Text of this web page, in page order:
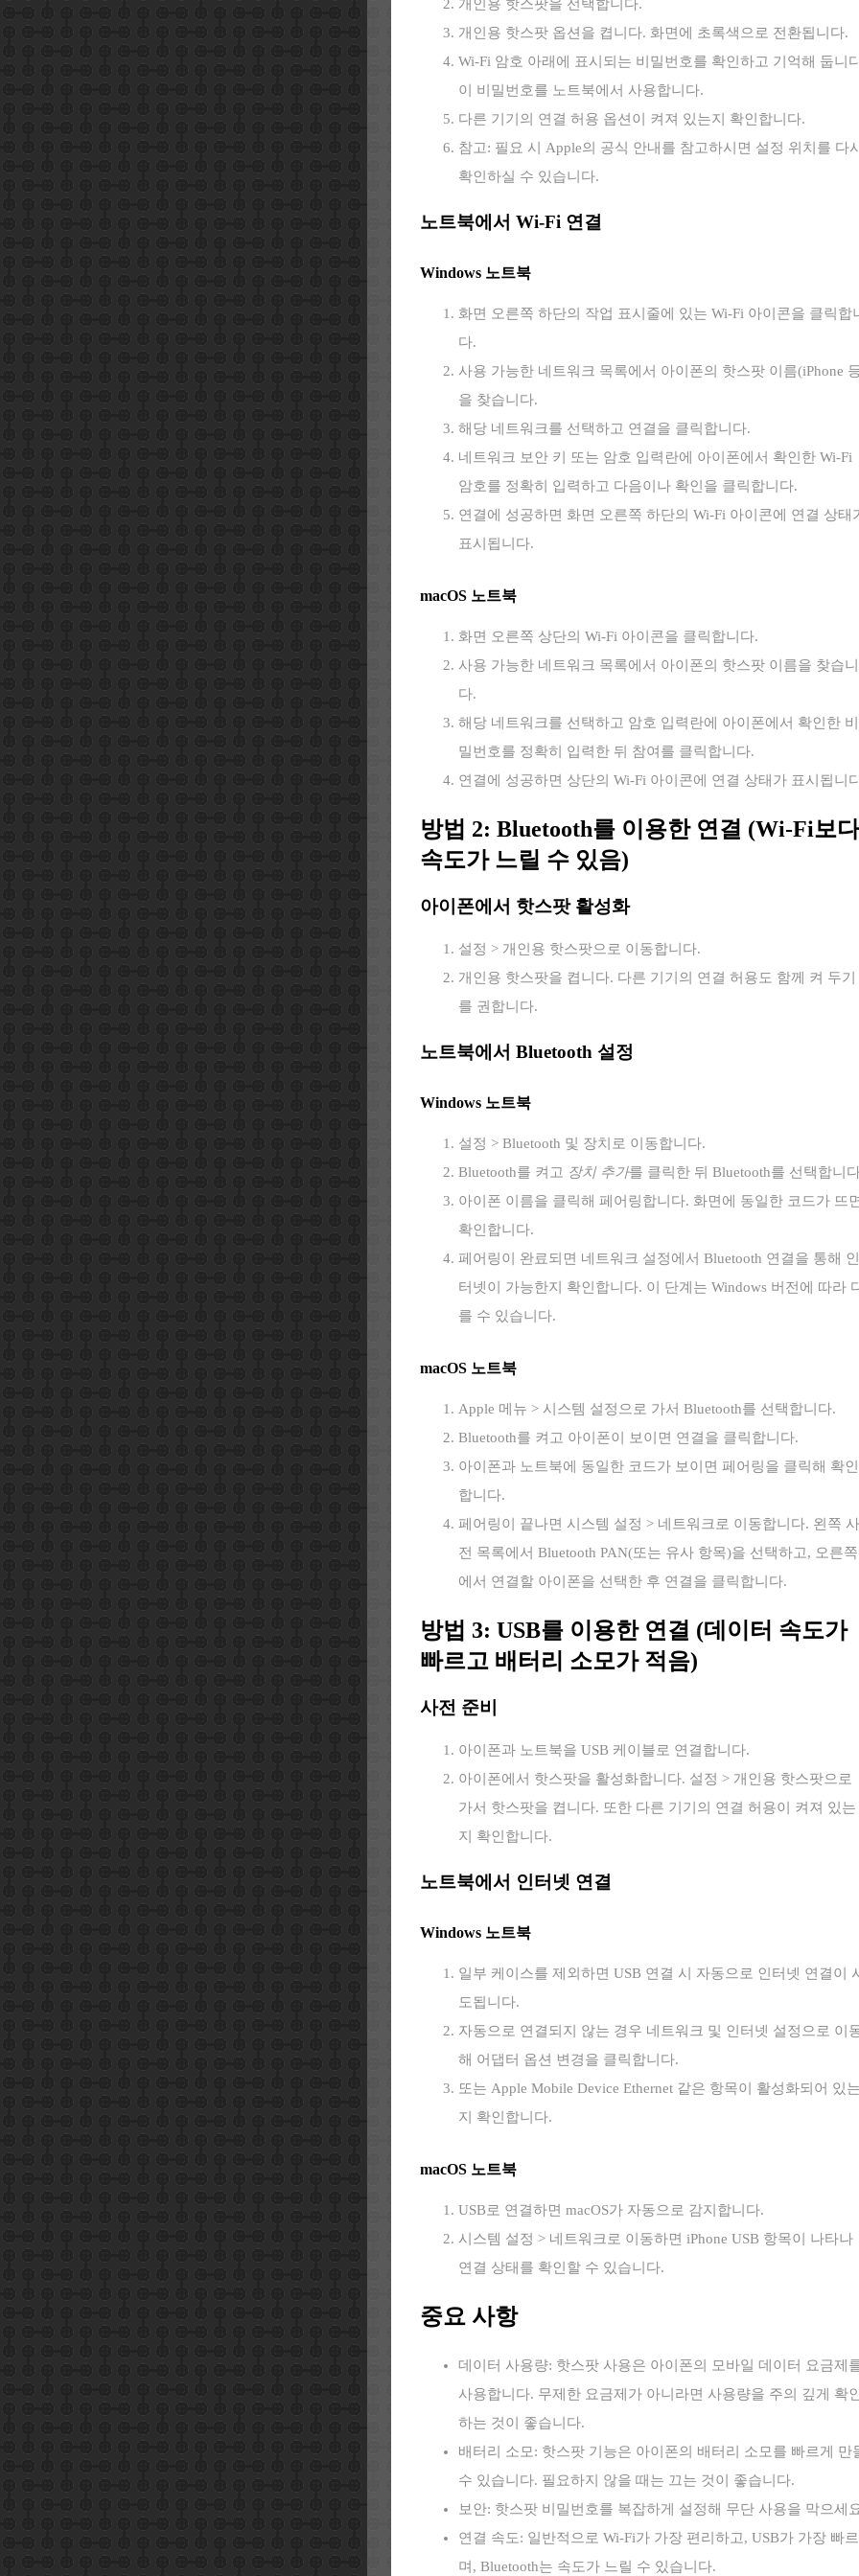
개인용 핫스팟을 선택합니다.
개인용 핫스팟 옵션을 켭니다. 화면에 초록색으로 전환됩니다.
Wi-Fi 암호 아래에 표시되는 비밀번호를 확인하고 기억해 둡니
이 비밀번호를 노트북에서 사용합니다.
다른 기기의 연결 허용 옵션이 켜져 있는지 확인합니다.
참고: 필요 시 Apple의 공식 안내를 참고하시면 설정 위치를 다
확인하실 수 있습니다.
노트북에서 Wi-Fi 연결
Windows 노트북
화면 오른쪽 하단의 작업 표시줄에 있는 Wi-Fi 아이콘을 클릭합
다.
사용 가능한 네트워크 목록에서 아이폰의 핫스팟 이름(iPhone
을 찾습니다.
해당 네트워크를 선택하고 연결을 클릭합니다.
네트워크 보안 키 또는 암호 입력란에 아이폰에서 확인한 Wi-Fi
암호를 정확히 입력하고 다음이나 확인을 클릭합니다.
연결에 성공하면 화면 오른쪽 하단의 Wi-Fi 아이콘에 연결 상태
표시됩니다.
macOS 노트북
화면 오른쪽 상단의 Wi-Fi 아이콘을 클릭합니다.
사용 가능한 네트워크 목록에서 아이폰의 핫스팟 이름을 찾습니
다.
해당 네트워크를 선택하고 암호 입력란에 아이폰에서 확인한 비
밀번호를 정확히 입력한 뒤 참여를 클릭합니다.
연결에 성공하면 상단의 Wi-Fi 아이콘에 연결 상태가 표시됩니
방법 2: Bluetooth를 이용한 연결 (Wi-Fi보다
속도가 느릴 수 있음)
아이폰에서 핫스팟 활성화
설정 > 개인용 핫스팟으로 이동합니다.
개인용 핫스팟을 켭니다. 다른 기기의 연결 허용도 함께 켜 두기
를 권합니다.
노트북에서 Bluetooth 설정
Windows 노트북
설정 > Bluetooth 및 장치로 이동합니다.
Bluetooth를 켜고 장치 추가를 클릭한 뒤 Bluetooth를 선택합니
아이폰 이름을 클릭해 페어링합니다. 화면에 동일한 코드가 뜨
확인합니다.
페어링이 완료되면 네트워크 설정에서 Bluetooth 연결을 통해 인
터넷이 가능한지 확인합니다. 이 단계는 Windows 버전에 따라
를 수 있습니다.
macOS 노트북
Apple 메뉴 > 시스템 설정으로 가서 Bluetooth를 선택합니다.
Bluetooth를 켜고 아이폰이 보이면 연결을 클릭합니다.
아이폰과 노트북에 동일한 코드가 보이면 페어링을 클릭해 확인
합니다.
페어링이 끝나면 시스템 설정 > 네트워크로 이동합니다. 왼쪽 사
전 목록에서 Bluetooth PAN(또는 유사 항목)을 선택하고, 오른쪽
에서 연결할 아이폰을 선택한 후 연결을 클릭합니다.
방법 3: USB를 이용한 연결 (데이터 속도가
빠르고 배터리 소모가 적음)
사전 준비
아이폰과 노트북을 USB 케이블로 연결합니다.
아이폰에서 핫스팟을 활성화합니다. 설정 > 개인용 핫스팟으로
가서 핫스팟을 켭니다. 또한 다른 기기의 연결 허용이 켜져 있는
지 확인합니다.
노트북에서 인터넷 연결
Windows 노트북
일부 케이스를 제외하면 USB 연결 시 자동으로 인터넷 연결이
도됩니다.
자동으로 연결되지 않는 경우 네트워크 및 인터넷 설정으로 이
해 어댑터 옵션 변경을 클릭합니다.
또는 Apple Mobile Device Ethernet 같은 항목이 활성화되어 있
지 확인합니다.
macOS 노트북
USB로 연결하면 macOS가 자동으로 감지합니다.
시스템 설정 > 네트워크로 이동하면 iPhone USB 항목이 나타나
연결 상태를 확인할 수 있습니다.
중요 사항
데이터 사용량: 핫스팟 사용은 아이폰의 모바일 데이터 요금제
사용합니다. 무제한 요금제가 아니라면 사용량을 주의 깊게 확
하는 것이 좋습니다.
배터리 소모: 핫스팟 기능은 아이폰의 배터리 소모를 빠르게 만
수 있습니다. 필요하지 않을 때는 끄는 것이 좋습니다.
보안: 핫스팟 비밀번호를 복잡하게 설정해 무단 사용을 막으세
연결 속도: 일반적으로 Wi-Fi가 가장 편리하고, USB가 가장 빠르
며, Bluetooth는 속도가 느릴 수 있습니다.